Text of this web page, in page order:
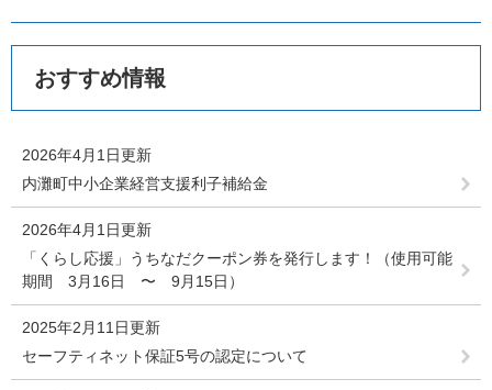
おすすめ情報
2026年4月1日更新
内灘町中小企業経営支援利子補給金
2026年4月1日更新
「くらし応援」うちなだクーポン券を発行します！（使用可能
期間 3月16日 〜 9月15日）
2025年2月11日更新
セーフティネット保証5号の認定について